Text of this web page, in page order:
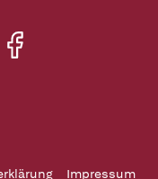
Impressum